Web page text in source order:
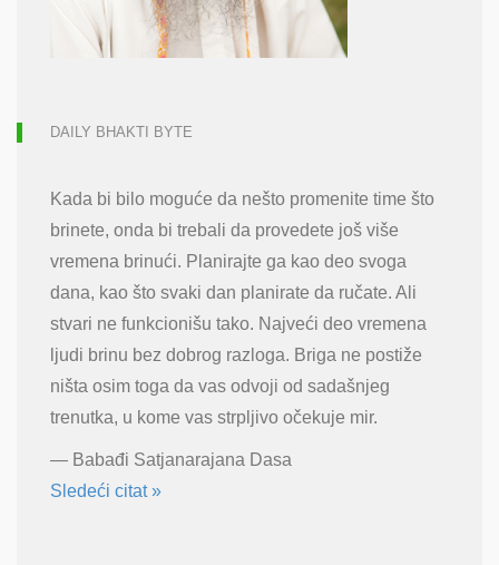
DAILY BHAKTI BYTE
Kada bi bilo moguće da nešto promenite time što
brinete, onda bi trebali da provedete još više
vremena brinući. Planirajte ga kao deo svoga
dana, kao što svaki dan planirate da ručate. Ali
stvari ne funkcionišu tako. Najveći deo vremena
ljudi brinu bez dobrog razloga. Briga ne postiže
ništa osim toga da vas odvoji od sadašnjeg
trenutka, u kome vas strpljivo očekuje mir.
— Babađi Satjanarajana Dasa
Sledeći citat »